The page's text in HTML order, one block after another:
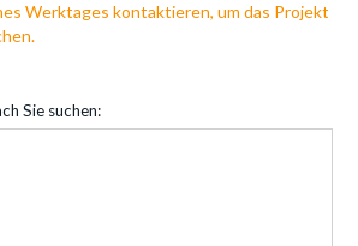
Werktages kontaktieren, um das Projekt
Sie suchen: